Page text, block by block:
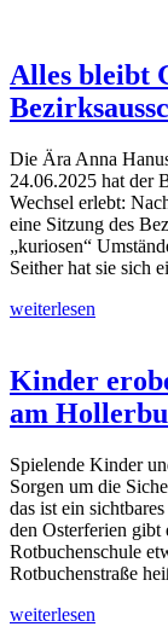
Alles bleibt
Die Ära Anna
24.06.2025 hat der
Wechsel erlebt:
eine Sitzung des
„kuriosen“
Seither hat sie sich
weiterlesen
Kinder
am
Spielende Kinder
Sorgen um die
das ist ein
den Osterferien
Rotbuchenschule
Rotbuchenstraße
weiterlesen